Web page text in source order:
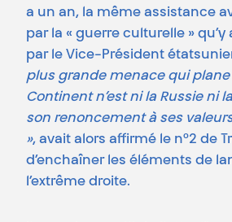
a un an, la même assistance
par la « guerre culturelle »
par le Vice-Président
plus grande menace qui plane
Continent n’est ni la Russie ni
son renoncement à ses
», avait alors affirmé le n°2 de
d’enchaîner les éléments de
l’extrême droite.